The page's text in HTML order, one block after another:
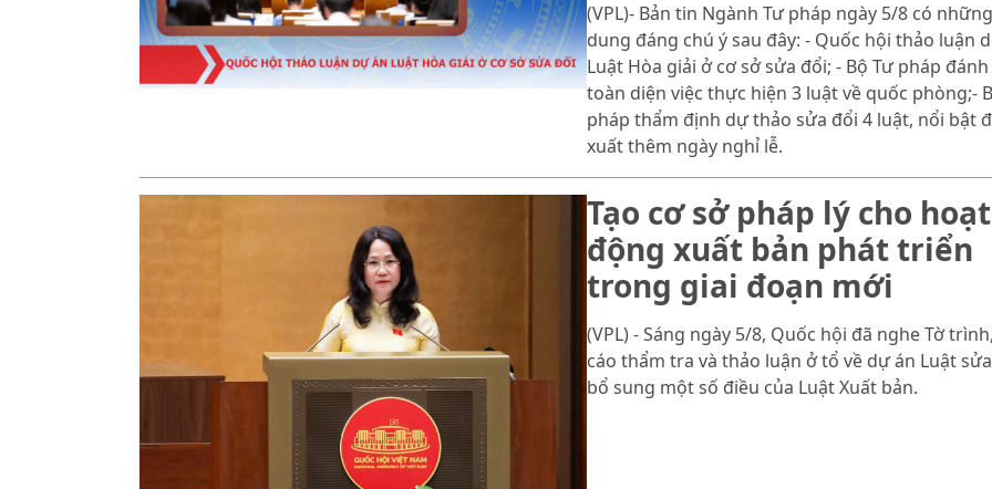
(VPL)- Bản tin Ngành Tư pháp ngày 5/8 có
dung đáng chú ý sau đây: - Quốc hội thảo luận
Luật Hòa giải ở cơ sở sửa đổi; - Bộ Tư pháp
toàn diện việc thực hiện 3 luật về quốc phòng;-
pháp thẩm định dự thảo sửa đổi 4 luật, nổi bật
xuất thêm ngày nghỉ lễ.
Tạo cơ sở pháp lý cho hoạt
động xuất bản phát triển
trong giai đoạn mới
(VPL) - Sáng ngày 5/8, Quốc hội đã nghe Tờ
cáo thẩm tra và thảo luận ở tổ về dự án Luật
bổ sung một số điều của Luật Xuất bản.